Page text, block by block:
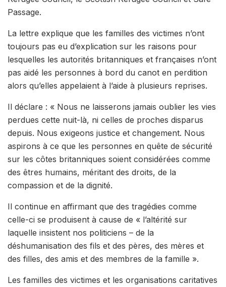
Passage.
La lettre explique que les familles des victimes n’ont
toujours pas eu d’explication sur les raisons pour
lesquelles les autorités britanniques et françaises n’ont
pas aidé les personnes à bord du canot en perdition
alors qu’elles appelaient à l’aide à plusieurs reprises.
Il déclare : « Nous ne laisserons jamais oublier les vies
perdues cette nuit-là, ni celles de proches disparus
depuis. Nous exigeons justice et changement. Nous
aspirons à ce que les personnes en quête de sécurité
sur les côtes britanniques soient considérées comme
des êtres humains, méritant des droits, de la
compassion et de la dignité.
Il continue en affirmant que des tragédies comme
celle-ci se produisent à cause de « l’altérité sur
laquelle insistent nos politiciens – de la
déshumanisation des fils et des pères, des mères et
des filles, des amis et des membres de la famille ».
Les familles des victimes et les organisations caritatives